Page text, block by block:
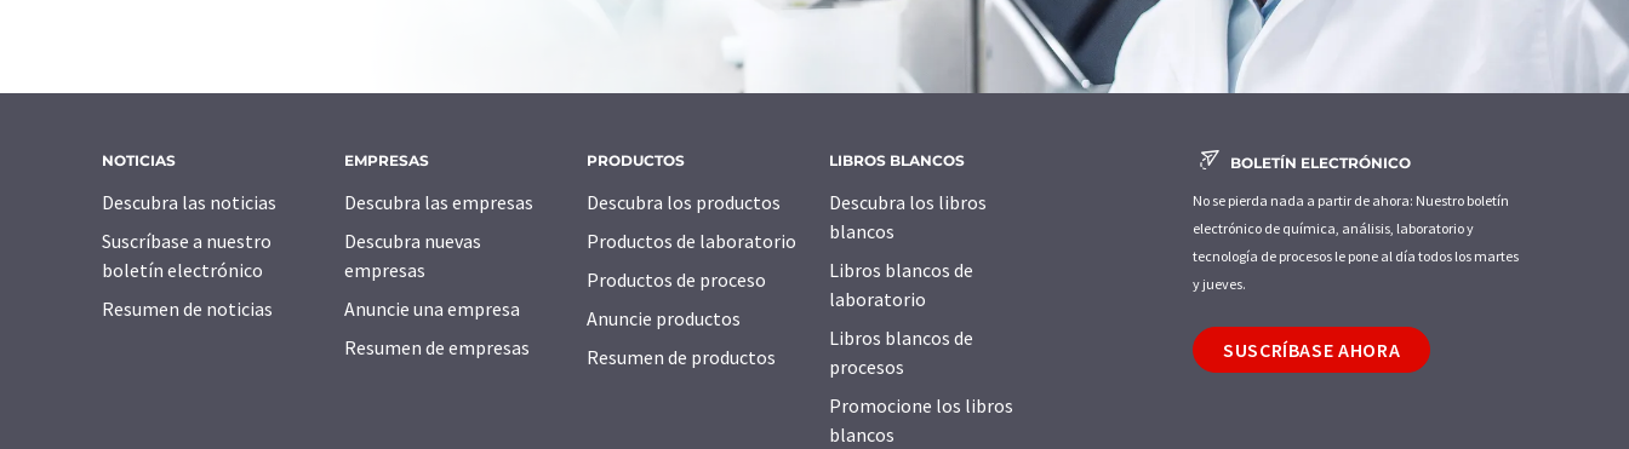
NOTICIAS
Descubra las noticias
Suscríbase a nuestro
boletín electrónico
Resumen de noticias
EMPRESAS
Descubra las empresas
Descubra nuevas
empresas
Anuncie una empresa
Resumen de empresas
PRODUCTOS
Descubra los productos
Productos de laboratorio
Productos de proceso
Anuncie productos
Resumen de productos
LIBROS BLANCOS
Descubra los libros
blancos
Libros blancos de
laboratorio
Libros blancos de
procesos
Promocione los libros
blancos
BOLETÍN ELECTRÓNICO
No se pierda nada a partir de ahora: Nuestro boletín
electrónico de química, análisis, laboratorio y
tecnología de procesos le pone al día todos los martes
y jueves.
SUSCRÍBASE AHORA